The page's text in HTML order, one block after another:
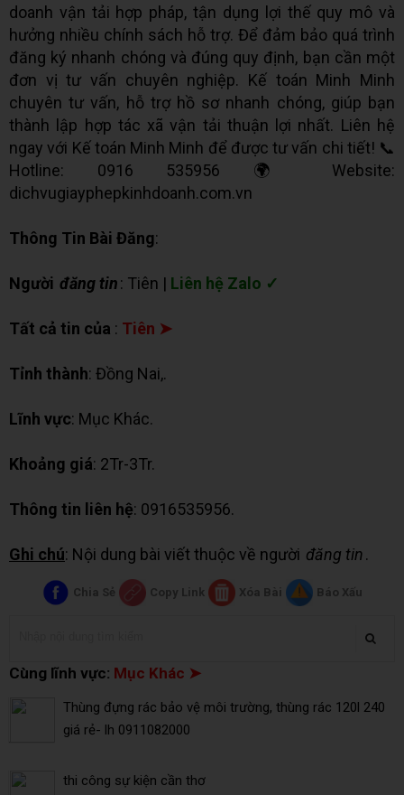
doanh vận tải hợp pháp, tận dụng lợi thế quy mô và
hưởng nhiều chính sách hỗ trợ. Để đảm bảo quá trình
đăng ký nhanh chóng và đúng quy định, bạn cần một
đơn vị tư vấn chuyên nghiệp. Kế toán Minh Minh
chuyên tư vấn, hỗ trợ hồ sơ nhanh chóng, giúp bạn
thành lập hợp tác xã vận tải thuận lợi nhất. Liên hệ
ngay với Kế toán Minh Minh để được tư vấn chi tiết! 📞
Hotline: 0916 535956 🌍 Website:
dichvugiayphepkinhdoanh.com.vn
Thông Tin Bài Đăng:
Người đăng tin: Tiên | Liên hệ Zalo ✓
Tất cả tin của : Tiên ➤
Tỉnh thành: Đồng Nai,.
Lĩnh vực: Mục Khác.
Khoảng giá: 2Tr-3Tr.
Thông tin liên hệ: 0916535956.
Ghi chú: Nội dung bài viết thuộc về người đăng tin.
Chia Sẻ Copy Link Xóa Bài Báo Xấu
Cùng lĩnh vực: Mục Khác ➤
Thùng đựng rác bảo vệ môi trường, thùng rác 120l 240
giá rẻ- lh 0911082000
thi công sự kiện cần thơ